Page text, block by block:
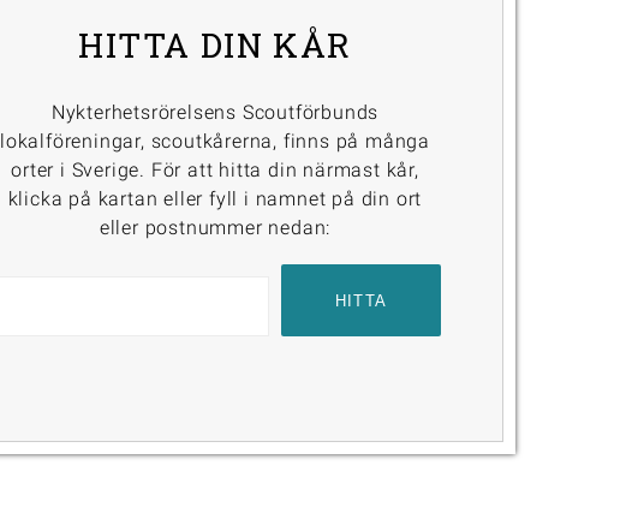
HITTA DIN KÅR
Nykterhetsrörelsens Scoutförbunds
lokalföreningar, scoutkårerna, finns på många
orter i Sverige. För att hitta din närmast kår,
klicka på kartan eller fyll i namnet på din ort
eller postnummer nedan: